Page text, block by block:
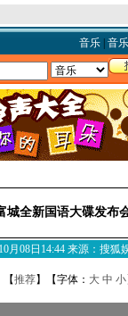
音乐| 音
城全新国语大碟发布
月08日14:44 来源：搜狐
【推荐】【字体： 大 中 小